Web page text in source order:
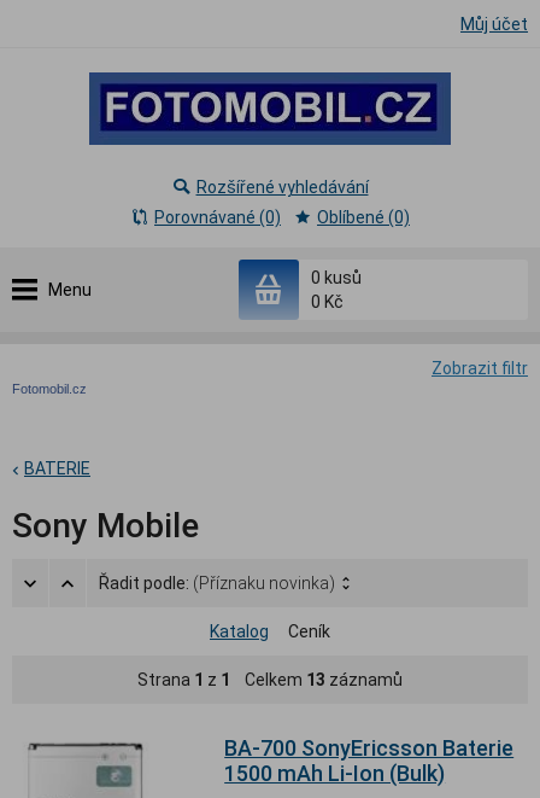
Můj účet
Menu
0 kusů
0 Kč
Rozšířené vyhledávání
Porovnávané (0)
Oblíbené (0)
Zobrazit filtr
Fotomobil.cz
BATERIE
Sony Mobile
Řadit podle: (Příznaku novinka)
Katalog Ceník
Strana 1 z 1 Celkem 13 záznamů
BA-700 SonyEricsson Baterie
1500 mAh Li-Ion (Bulk)